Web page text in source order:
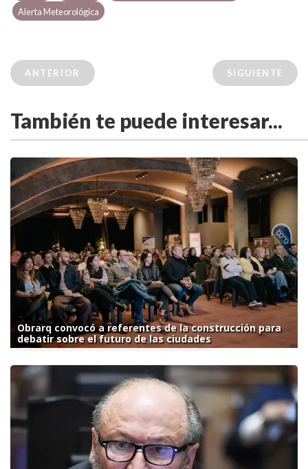
Alerta Meteorológica
ANTERIOR SIGUIENTE
También te puede interesar...
Obrarq convocó a referentes de la construcción para
debatir sobre el futuro de las ciudades